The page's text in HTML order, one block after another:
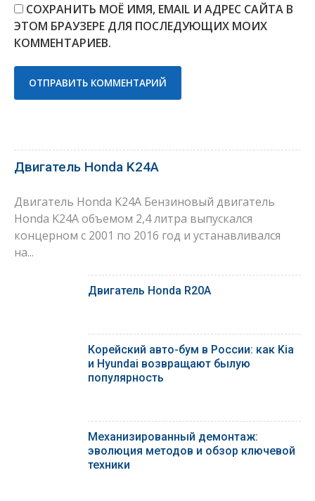
СОХРАНИТЬ МОЁ ИМЯ, EMAIL И АДРЕС САЙТА В
ЭТОМ БРАУЗЕРЕ ДЛЯ ПОСЛЕДУЮЩИХ МОИХ
КОММЕНТАРИЕВ.
Двигатель Honda K24A
Двигатель Honda K24A Бензиновый двигатель
Honda K24A объемом 2,4 литра выпускался
концерном с 2001 по 2016 год и устанавливался
на...
Двигатель Honda R20A
Корейский авто-бум в России: как Kia
и Hyundai возвращают былую
популярность
Механизированный демонтаж:
эволюция методов и обзор ключевой
техники